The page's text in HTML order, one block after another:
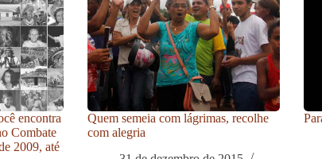
encontra
Combate
2009, até
Quem semeia com lágrimas, recolhe
com alegria